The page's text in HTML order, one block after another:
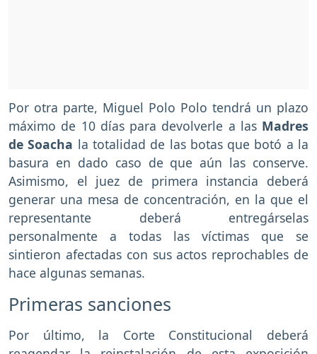
Por otra parte, Miguel Polo Polo tendrá un plazo
máximo de 10 días para devolverle a las Madres
de Soacha la totalidad de las botas que botó a la
basura en dado caso de que aún las conserve.
Asimismo, el juez de primera instancia deberá
generar una mesa de concentración, en la que el
representante deberá entregárselas
personalmente a todas las víctimas que se
sintieron afectadas con sus actos reprochables de
hace algunas semanas.
Primeras sanciones
Por último, la Corte Constitucional deberá